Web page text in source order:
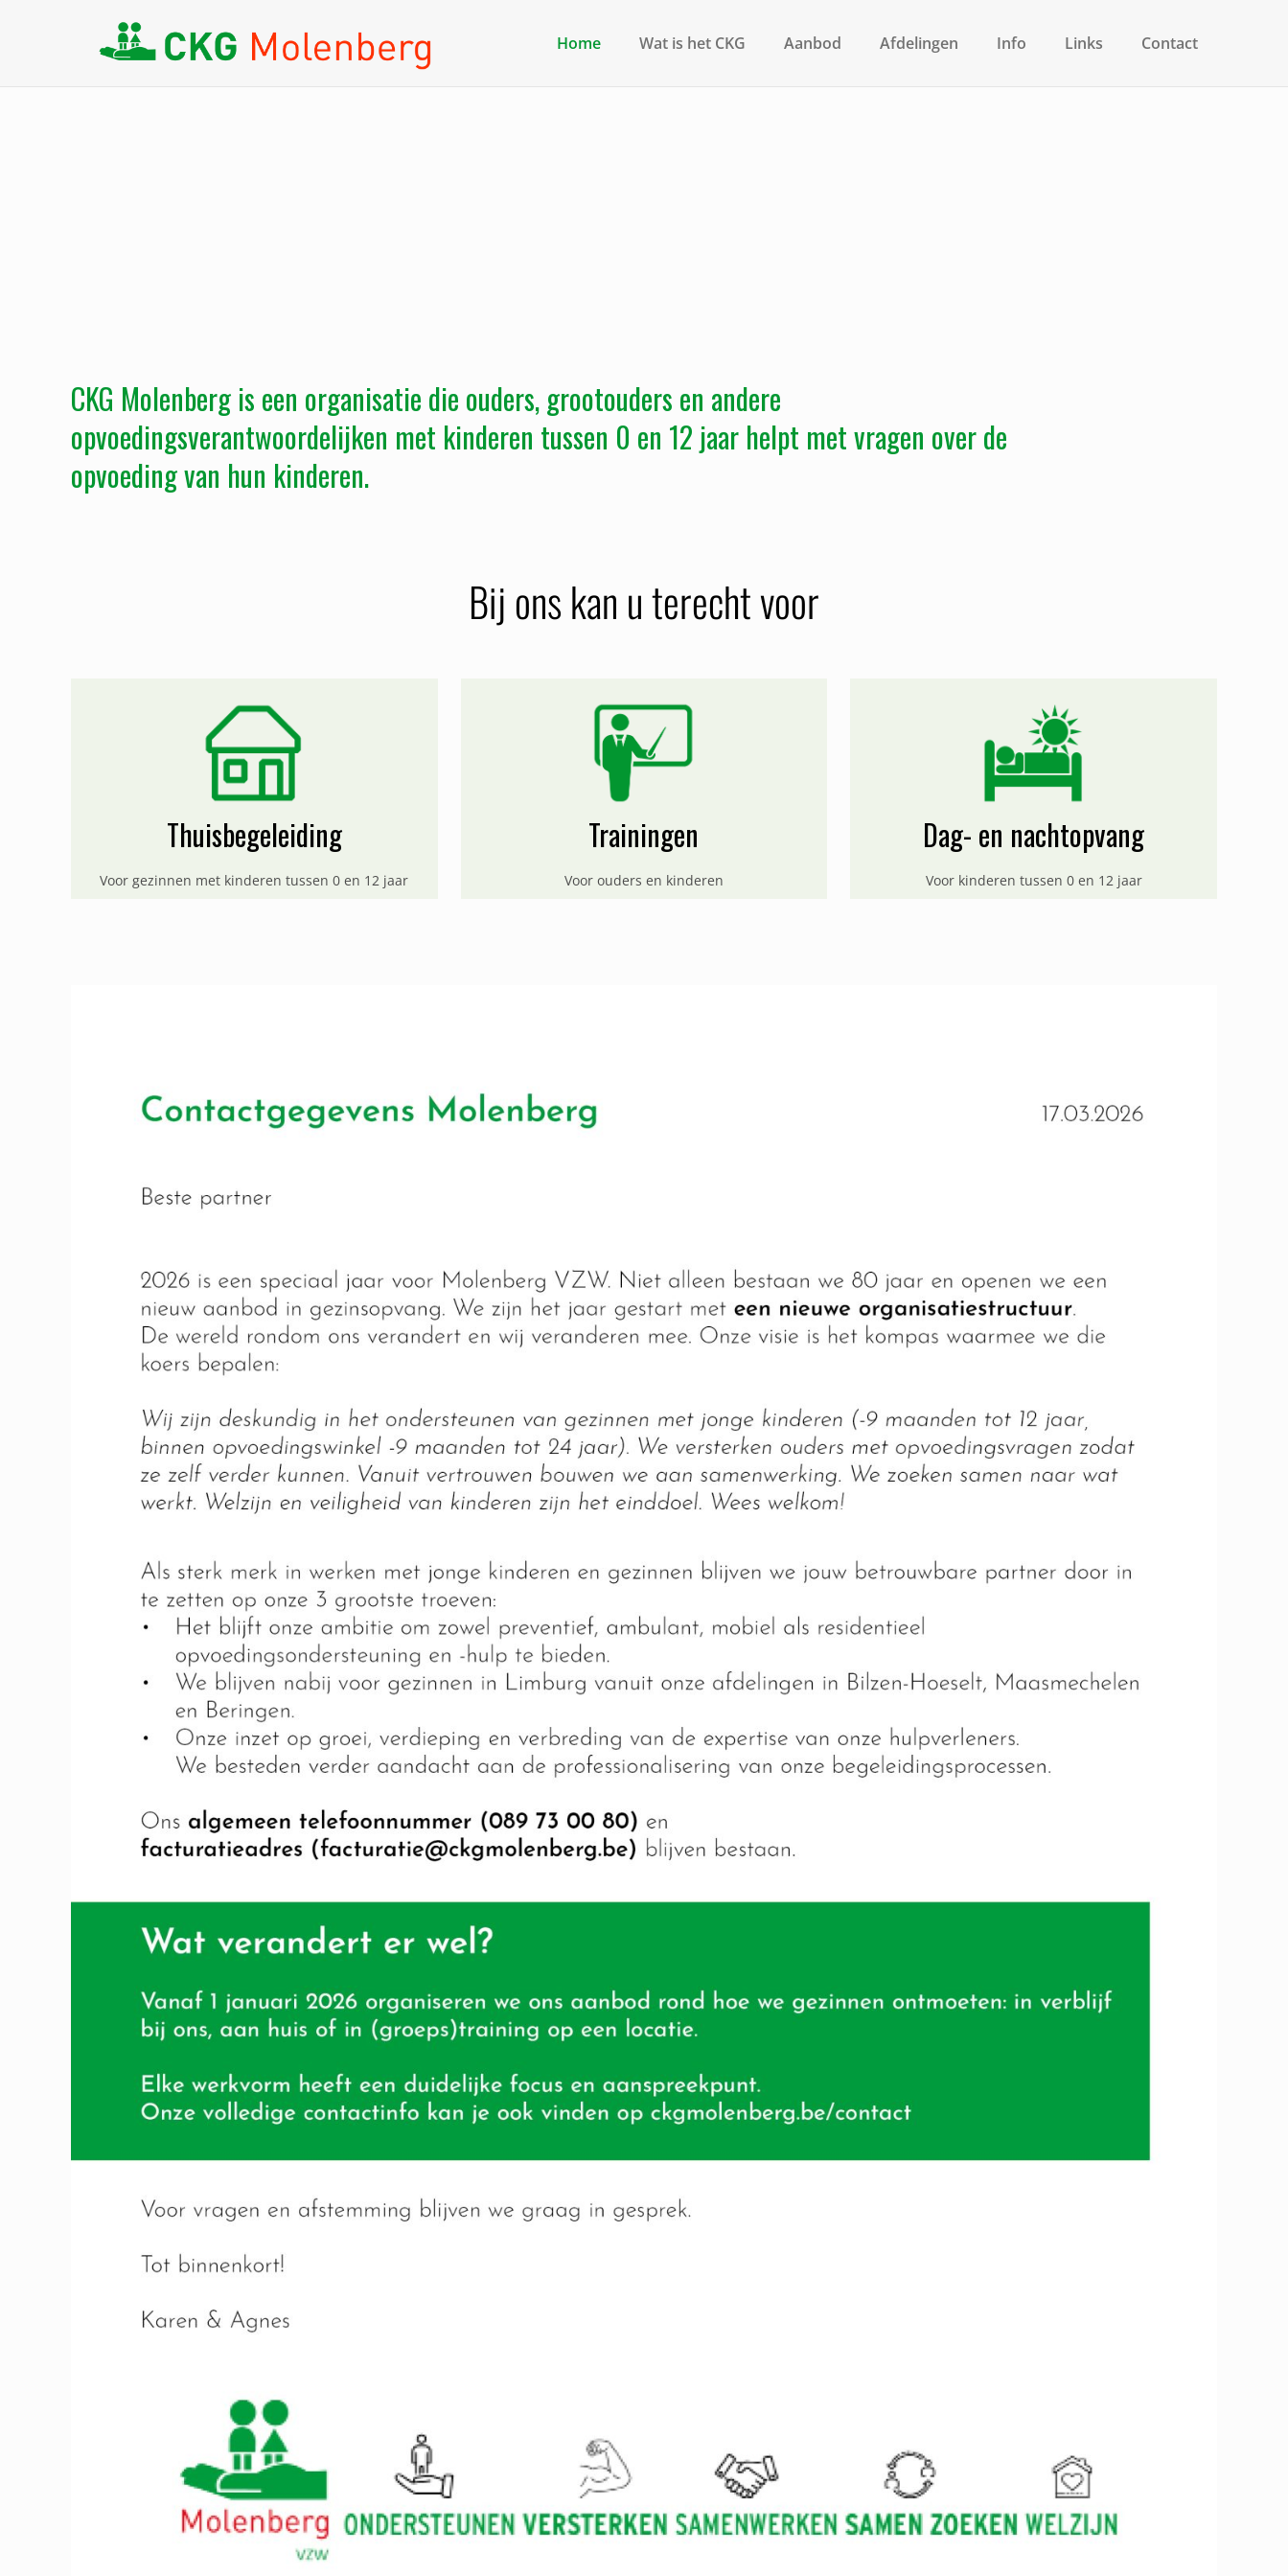
Home Wat is het CKG Aanbod Afdelingen Info Links Contact
CKG Molenberg is een organisatie die ouders, grootouders en andere
opvoedingsverantwoordelijken met kinderen tussen 0 en 12 jaar helpt met vragen over de
opvoeding van hun kinderen.
Bij ons kan u terecht voor
Thuisbegeleiding
Voor gezinnen met kinderen tussen 0 en 12 jaar
Trainingen
Voor ouders en kinderen
Dag- en nachtopvang
Voor kinderen tussen 0 en 12 jaar